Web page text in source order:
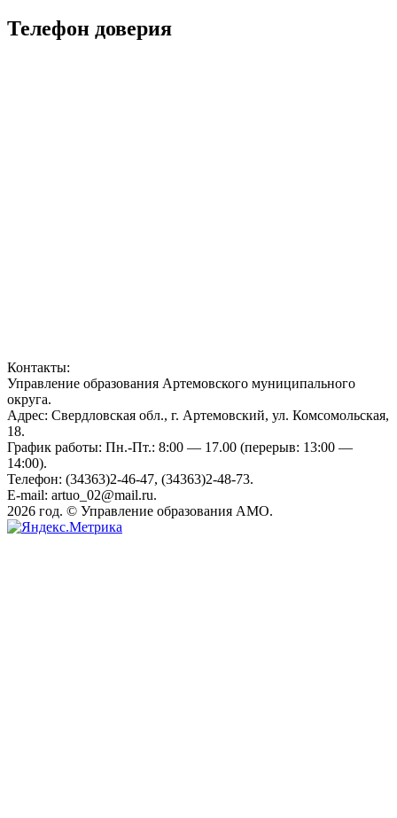
Телефон доверия
Контакты:
Управление образования Артемовского муниципального
округа.
Адрес: Свердловская обл., г. Артемовский, ул. Комсомольская,
18.
График работы: Пн.-Пт.: 8:00 — 17.00 (перерыв: 13:00 —
14:00).
Телефон: (34363)2-46-47, (34363)2-48-73.
E-mail: artuo_02@mail.ru.
2026 год. © Управление образования АМО.